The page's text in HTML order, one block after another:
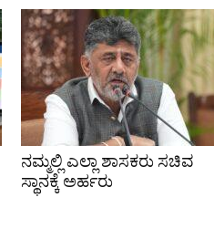
ನಮ್ಮಲ್ಲಿ ಎಲ್ಲಾ ಶಾಸಕರು ಸಚಿವ
ಸ್ಥಾನಕ್ಕೆ ಅರ್ಹರು